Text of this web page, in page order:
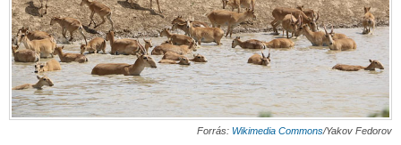
Forrás: Wikimedia Commons/Yakov Fedorov